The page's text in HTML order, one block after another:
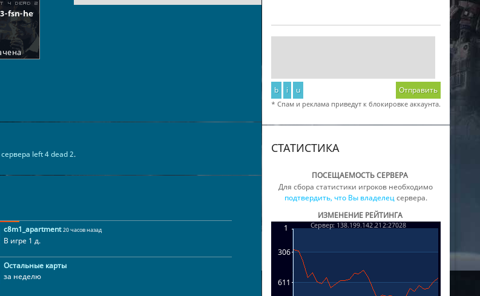
сервера left 4 dead 2.
c8m1_apartment 20 часов назад
В игре 1 д.
Остальные карты
за неделю
b i u Отправить
* Спам и реклама приведут к блокировке аккаунта.
СТАТИСТИКА
ПОСЕЩАЕМОСТЬ СЕРВЕРА
Для сбора статистики игроков необходимо
подтвердить, что Вы владелецсервера.
ИЗМЕНЕНИЕ РЕЙТИНГА